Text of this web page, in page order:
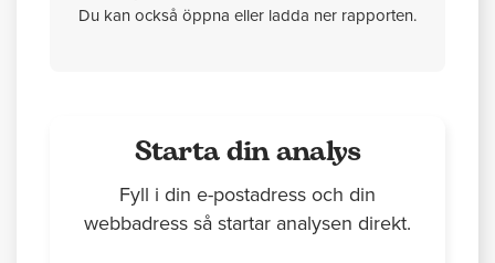
Du kan också öppna eller ladda ner rapporten.
Starta din analys
Fyll i din e-postadress och din
webbadress så startar analysen direkt.